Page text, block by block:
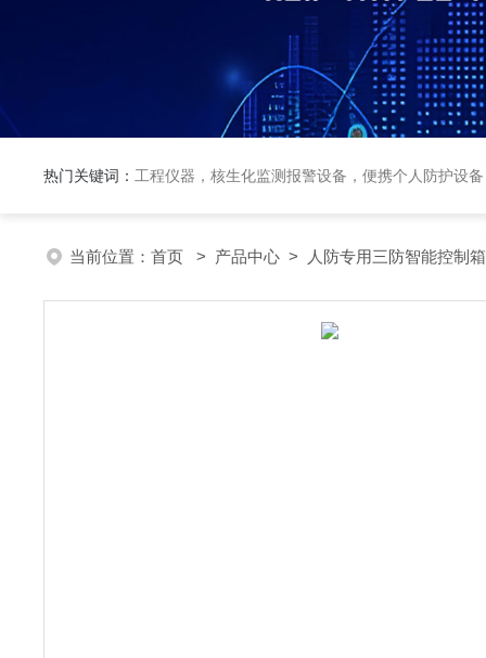
热门关键词： 工程仪器，核生化监测报警设备，便携个人防护设
当前位置： 首页 > 产品中心 > 人防专用三防智能控制箱